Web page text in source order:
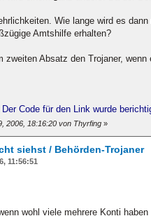
Wie lange wird es
Amtshilfe erhalten?
Absatz den Trojaner, wenn
Code für den Link wurde
2006, 18:16:20 von Thyrfing »
siehst / Behörden-Trojaner
11:56:51
wohl viele mehrere Konti